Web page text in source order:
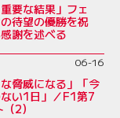
要な結果」フェ
待望の優勝を祝
謝を述べる
06-16
脅威になる」「今
い1日」／F1第7
2）